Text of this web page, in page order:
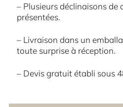
– Plusieurs déclinaisons de
présentées.
– Livraison dans un
toute surprise à réception.
– Devis gratuit établi sous